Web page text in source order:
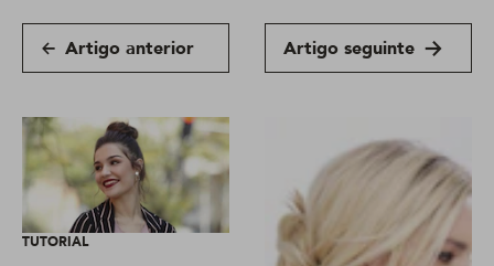
Artigo anterior Artigo seguinte
TUTORIAL